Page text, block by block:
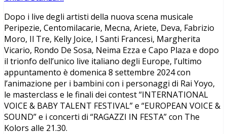
Dopo i live degli artisti della nuova scena musicale
Peripezie, Centomilacarie, Mecna, Ariete, Deva, Fabrizio
Moro, Il Tre, Kelly Joice, I Santi Francesi, Margherita
Vicario, Rondo De Sosa, Neima Ezza e Capo Plaza e dopo
il trionfo dell’unico live italiano degli Europe, l’ultimo
appuntamento è domenica 8 settembre 2024 con
l’animazione per i bambini con i personaggi di Rai Yoyo,
le masterclass e le finali dei contest “INTERNATIONAL
VOICE & BABY TALENT FESTIVAL” e “EUROPEAN VOICE &
SOUND” e i concerti di “RAGAZZI IN FESTA” con The
Kolors alle 21.30.